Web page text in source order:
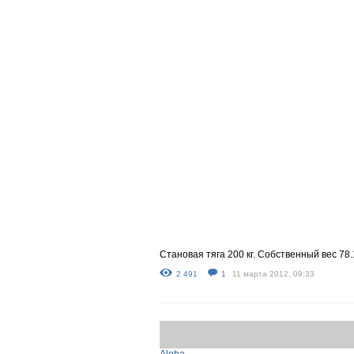
Становая тяга 200 кг. Собственный вес
2 491 1 11 марта 2012, 09:33